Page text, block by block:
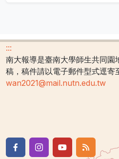
:::
南大報導是臺南大學師生共同園
稿，稿件請以電子郵件型式逕寄
wan2021@mail.nutn.edu.tw